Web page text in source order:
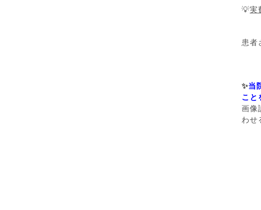
💡実
患者
✨当
こと
画像
わせ